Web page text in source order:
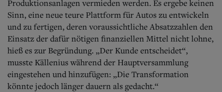
Produktionsanlagen vermieden werden. Es ergebe keinen
Sinn, eine neue teure Plattform für Autos zu entwickeln
und zu fertigen, deren voraussichtliche Absatzzahlen den
Einsatz der dafür nötigen finanziellen Mittel nicht lohne,
hieß es zur Begründung. „Der Kunde entscheidet“,
musste Källenius während der Hauptversammlung
eingestehen und hinzufügen: „Die Transformation
könnte jedoch länger dauern als gedacht.“